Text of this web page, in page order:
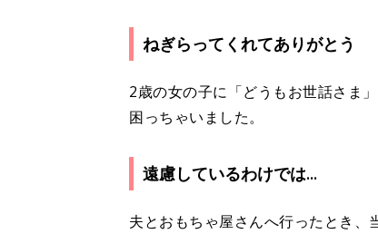
ねぎらってくれてありがとう
2歳の女の子に「どうもお世話さま
困っちゃいました。
遠慮しているわけでは...
夫とおもちゃ屋さんへ行ったとき